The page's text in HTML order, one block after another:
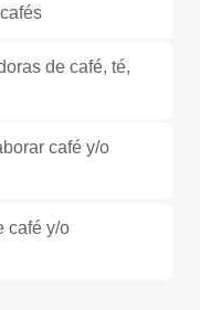
de café, té,
café y/o
café y/o